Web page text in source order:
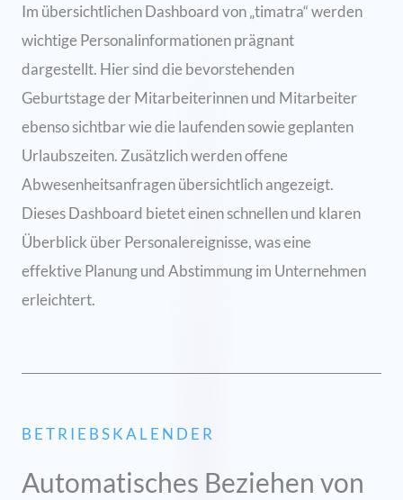
Im übersichtlichen Dashboard von „timatra“ werden
wichtige Personalinformationen prägnant
dargestellt. Hier sind die bevorstehenden
Geburtstage der Mitarbeiterinnen und Mitarbeiter
ebenso sichtbar wie die laufenden sowie geplanten
Urlaubszeiten. Zusätzlich werden offene
Abwesenheitsanfragen übersichtlich angezeigt.
Dieses Dashboard bietet einen schnellen und klaren
Überblick über Personalereignisse, was eine
effektive Planung und Abstimmung im Unternehmen
erleichtert.
BETRIEBSKALENDER
Automatisches Beziehen von